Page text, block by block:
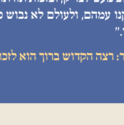
עמהם, ולעולם לא נבוש
רצה הקדוש ברוך הוא